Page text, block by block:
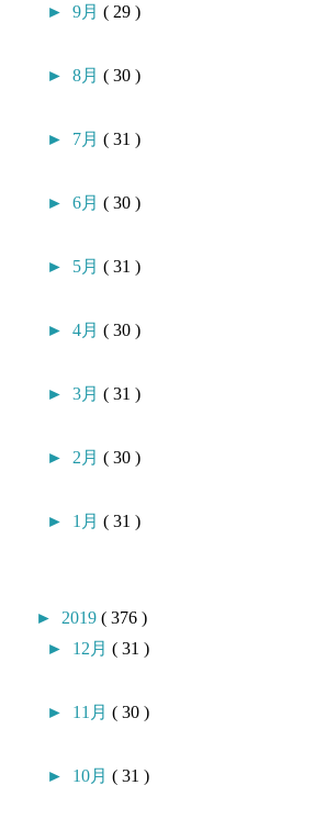
►9月( 29 )
►8月( 30 )
► 7月( 31 )
►6月( 30 )
► 5月( 31 )
►4月( 30 )
►3月( 31 )
► 2月( 30 )
► 1月( 31 )
► 2019( 376 )
► 12月( 31 )
► 11月( 30 )
► 10月( 31 )